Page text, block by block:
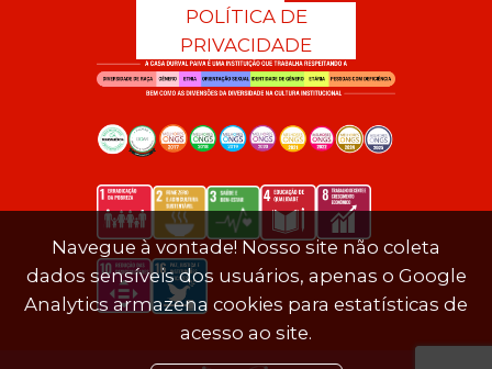
POLÍTICA DE
PRIVACIDADE
Navegue à vontade! Nosso site não coleta
dados sensíveis dos usuários, apenas o Google
Analytics armazena cookies para estatísticas de
acesso ao site.